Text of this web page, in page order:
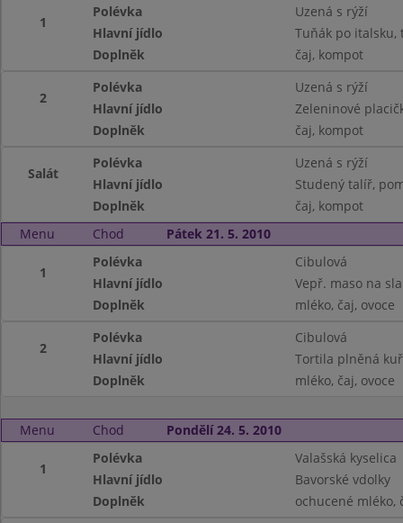
1
Polévka
Uzená s rýží
Hlavní jídlo
Tuňák po italsku,
Doplněk
čaj, kompot
2
Polévka
Uzená s rýží
Hlavní jídlo
Zeleninové
Doplněk
čaj, kompot
Salát
Polévka
Uzená s rýží
Hlavní jídlo
Studený talíř,
Doplněk
čaj, kompot
Menu
Chod Pátek 21. 5. 2010
1
Polévka
Cibulová
Hlavní jídlo
Vepř. maso na
Doplněk
mléko, čaj, ovoce
2
Polévka
Cibulová
Hlavní jídlo
Tortila plněná
Doplněk
mléko, čaj, ovoce
Menu Chod Pondělí 24. 5. 2010
1
Polévka
Valašská kyselica
Hlavní jídlo
Bavorské vdolky
Doplněk
ochucené mléko,